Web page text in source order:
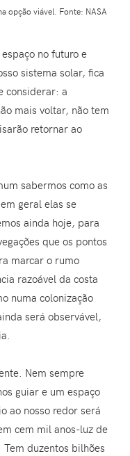
opção viável. Fonte: NASA
no futuro e
sistema solar, fica
considerar: a
mais voltar, não tem
retornar ao
sabermos como as
geral elas se
ainda hoje, para
que os pontos
marcar o rumo
razoável da costa
numa colonização
será observável,
Nem sempre
guiar e um espaço
ao nosso redor será
cem mil anos-luz de
duzentos bilhões